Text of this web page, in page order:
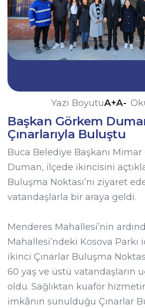
Yazı BoyutuA+A-
Başkan Görkem
Çınarlarıyla Buluştu
Buca Belediye Başkanı Mimar
Duman, ilçede ikincisini
Buluşma Noktası’nı ziyaret
vatandaşlarla bir araya geldi.
Menderes Mahallesi’nin
Mahallesi’ndeki Kosova Parkı
ikinci Çınarlar Buluşma
60 yaş ve üstü vatandaşların
oldu. Sağlıktan kuaför
imkânın sunulduğu Çınarlar